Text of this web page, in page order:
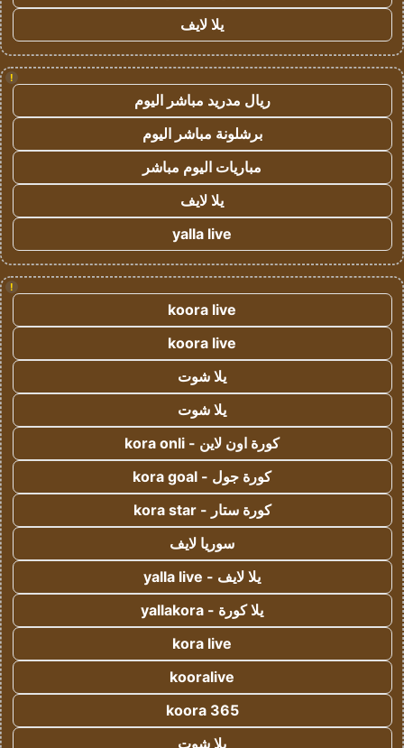
يلا لايف
!
ريال مدريد مباشر اليوم
برشلونة مباشر اليوم
مباريات اليوم مباشر
يلا لايف
yalla live
!
koora live
koora live
يلا شوت
يلا شوت
كورة اون لاين - kora onli
كورة جول - kora goal
كورة ستار - kora star
سوريا لايف
يلا لايف - yalla live
يلا كورة - yallakora
kora live
kooralive
koora 365
يلا شوت